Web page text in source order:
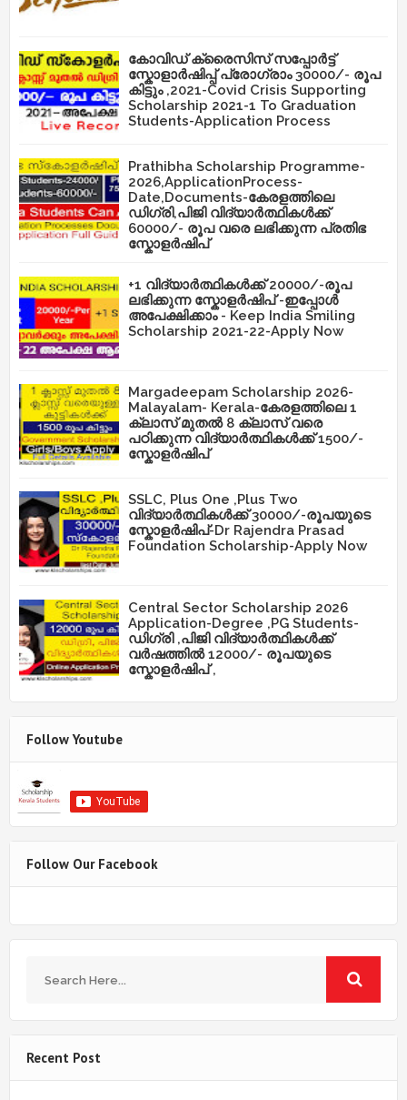
കോവിഡ് ക്രൈസിസ് സപ്പോർട്ട്
സ്കോളാർഷിപ്പ് പ്രോഗ്രാം 30000/- രൂപ
കിട്ടും ,2021-Covid Crisis Supporting
Scholarship 2021-1 To Graduation
Students-Application Process
Prathibha Scholarship Programme-
2026,ApplicationProcess-
Date,Documents-കേരളത്തിലെ
ഡിഗ്രി,പിജി വിദ്യാർത്ഥികൾക്ക്
60000/- രൂപ വരെ ലഭിക്കുന്ന പ്രതിഭ
സ്കോളർഷിപ്
+1 വിദ്യാർത്ഥികൾക്ക് 20000/-രൂപ
ലഭിക്കുന്ന സ്കോളർഷിപ് -ഇപ്പോൾ
അപേക്ഷിക്കാം - Keep India Smiling
Scholarship 2021-22-Apply Now
Margadeepam Scholarship 2026-
Malayalam- Kerala-കേരളത്തിലെ 1
ക്ലാസ് മുതൽ 8 ക്ലാസ് വരെ
പഠിക്കുന്ന വിദ്യാർത്ഥികൾക്ക് 1500/-
സ്കോളർഷിപ്
SSLC, Plus One ,Plus Two
വിദ്യാർത്ഥികൾക്ക് 30000/-രൂപയുടെ
സ്കോളർഷിപ്-Dr Rajendra Prasad
Foundation Scholarship-Apply Now
Central Sector Scholarship 2026
Application-Degree ,PG Students-
ഡിഗ്രി ,പിജി വിദ്യാർത്ഥികൾക്ക്
വർഷത്തിൽ 12000/- രൂപയുടെ
സ്കോളർഷിപ് ,
Follow Youtube
Follow Our Facebook
Recent Post